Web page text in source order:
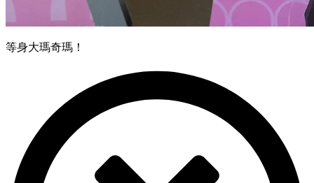
等身大瑪奇瑪！